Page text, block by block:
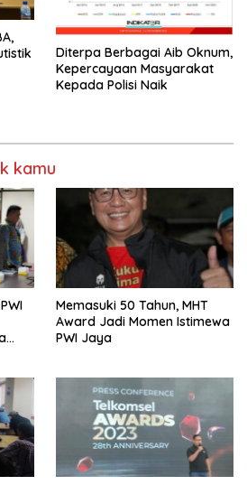
Diterpa Berbagai Aib Oknum,
Kepercayaan Masyarakat
Kepada Polisi Naik
kamu
Memasuki 50 Tahun, MHT
Award Jadi Momen Istimewa
PWI Jaya